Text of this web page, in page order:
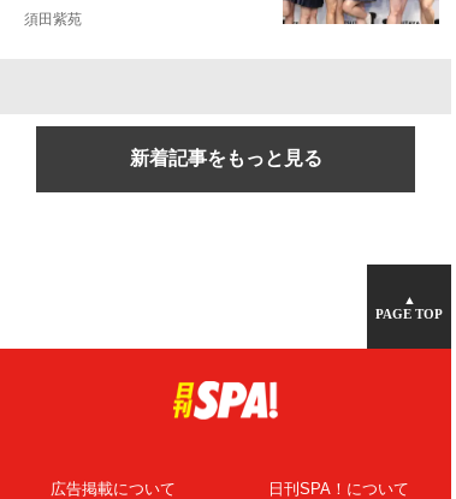
須田紫苑
新着記事をもっと見る
▲
PAGE TOP
広告掲載について 日刊SPA！について